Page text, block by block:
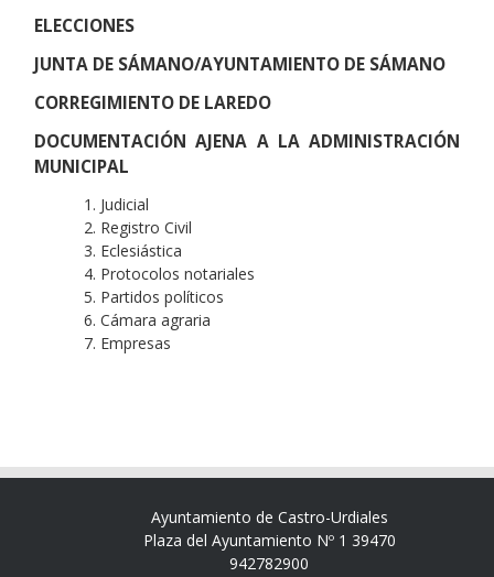
ELECCIONES
JUNTA DE SÁMANO/AYUNTAMIENTO DE SÁMANO
CORREGIMIENTO DE LAREDO
DOCUMENTACIÓN AJENA A LA ADMINISTRACIÓN
MUNICIPAL
Judicial
Registro Civil
Eclesiástica
Protocolos notariales
Partidos políticos
Cámara agraria
Empresas
Ayuntamiento de Castro-Urdiales
Plaza del Ayuntamiento Nº 1 39470
942782900